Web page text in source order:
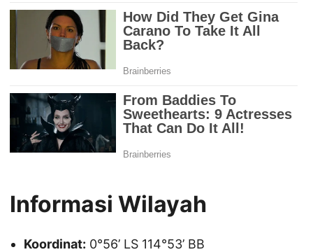
Informasi Wilayah
Koordinat: 0°56’ LS 114°53’ BB